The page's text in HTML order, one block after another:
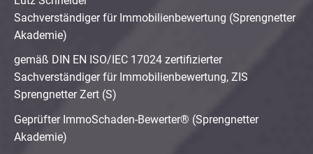
Sachverständiger für Immobilienbewertung (Sprengnetter
Akademie)
gemäß DIN EN ISO/IEC 17024 zertifizierter
Sachverständiger für Immobilienbewertung, ZIS
Sprengnetter Zert (S)
Geprüfter ImmoSchaden-Bewerter® (Sprengnetter
Akademie)